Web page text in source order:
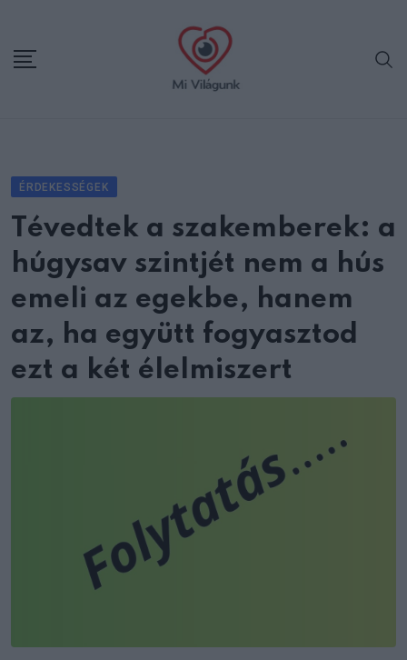
content
ÉRDEKESSÉGEK
Tévedtek a szakemberek: a
húgysav szintjét nem a hús
emeli az egekbe, hanem
az, ha együtt fogyasztod
ezt a két élelmiszert